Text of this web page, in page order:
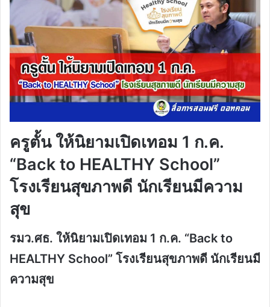
ครูตั้น ให้นิยามเปิดเทอม 1 ก.ค.
“Back to HEALTHY School”
โรงเรียนสุขภาพดี นักเรียนมีความ
สุข
รมว.ศธ. ให้นิยามเปิดเทอม 1 ก.ค. “Back to
HEALTHY School” โรงเรียนสุขภาพดี นักเรียนมี
ความสุข